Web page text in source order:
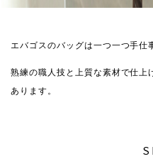
エバゴスのバッグは一つ一つ手仕
熟練の職人技と上質な素材で仕上
あります。